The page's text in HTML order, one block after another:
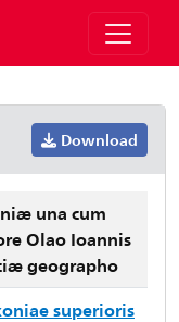
Download
una cum
Olao Ioannis
geographo
superioris